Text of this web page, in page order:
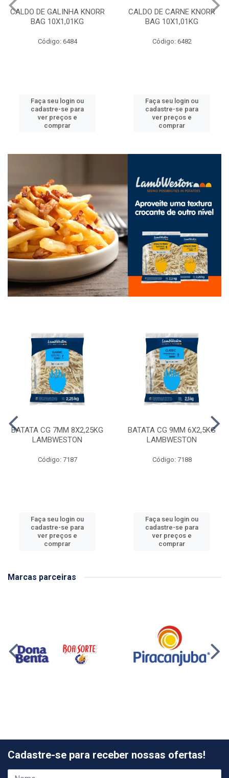
CALDO DE GALINHA KNORR
BAG 10X1,01KG
Código: 6484
Faça seu login ou
cadastre-se para
ver preços e
comprar
CALDO DE CARNE KNORR
BAG 10X1,01KG
Código: 6482
Faça seu login ou
cadastre-se para
ver preços e
comprar
BATATA CG 7MM 8X2,25KG
LAMBWESTON
Código: 7187
Faça seu login ou
cadastre-se para
ver preços e
comprar
BATATA CG 9MM 6X2,5KG
LAMBWESTON
Código: 7188
Faça seu login ou
cadastre-se para
ver preços e
comprar
Marcas parceiras
Cadastre-se para receber nossas ofertas!